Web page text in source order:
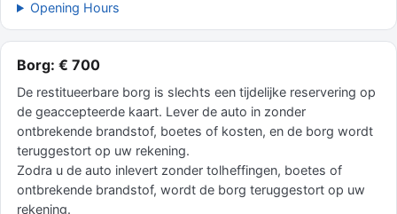
Opening Hours
Borg: € 700
De restitueerbare borg is slechts een tijdelijke reservering op
de geaccepteerde kaart. Lever de auto in zonder
ontbrekende brandstof, boetes of kosten, en de borg wordt
teruggestort op uw rekening.
Zodra u de auto inlevert zonder tolheffingen, boetes of
ontbrekende brandstof, wordt de borg teruggestort op uw
rekening.